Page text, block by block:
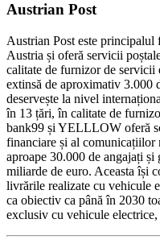
Austrian Post
Austrian Post este
Austria și oferă servicii
calitate de furnizor de servicii
extinsă de aproximativ 3.000
deservește la nivel
în 13 țări, în calitate de
bank99 și YELLLOW oferă
financiare și al comunicațiilor
aproape 30.000 de angajați și
miliarde de euro. Aceasta își
livrările realizate cu vehicule
ca obiectiv ca până în 2030
exclusiv cu vehicule